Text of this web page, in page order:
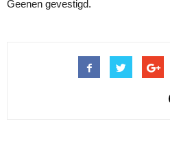
Geenen gevestigd.